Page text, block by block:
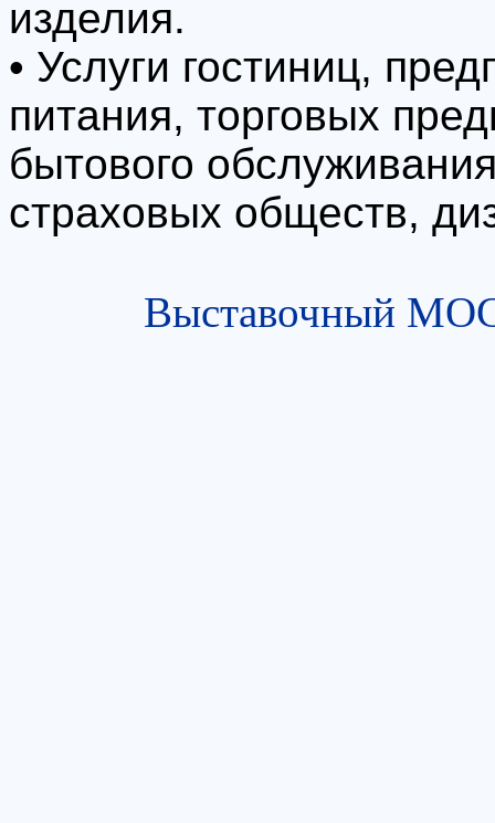
изделия.
• Услуги гостиниц,
питания, торговых
бытового
страховых обществ,
Выставочный